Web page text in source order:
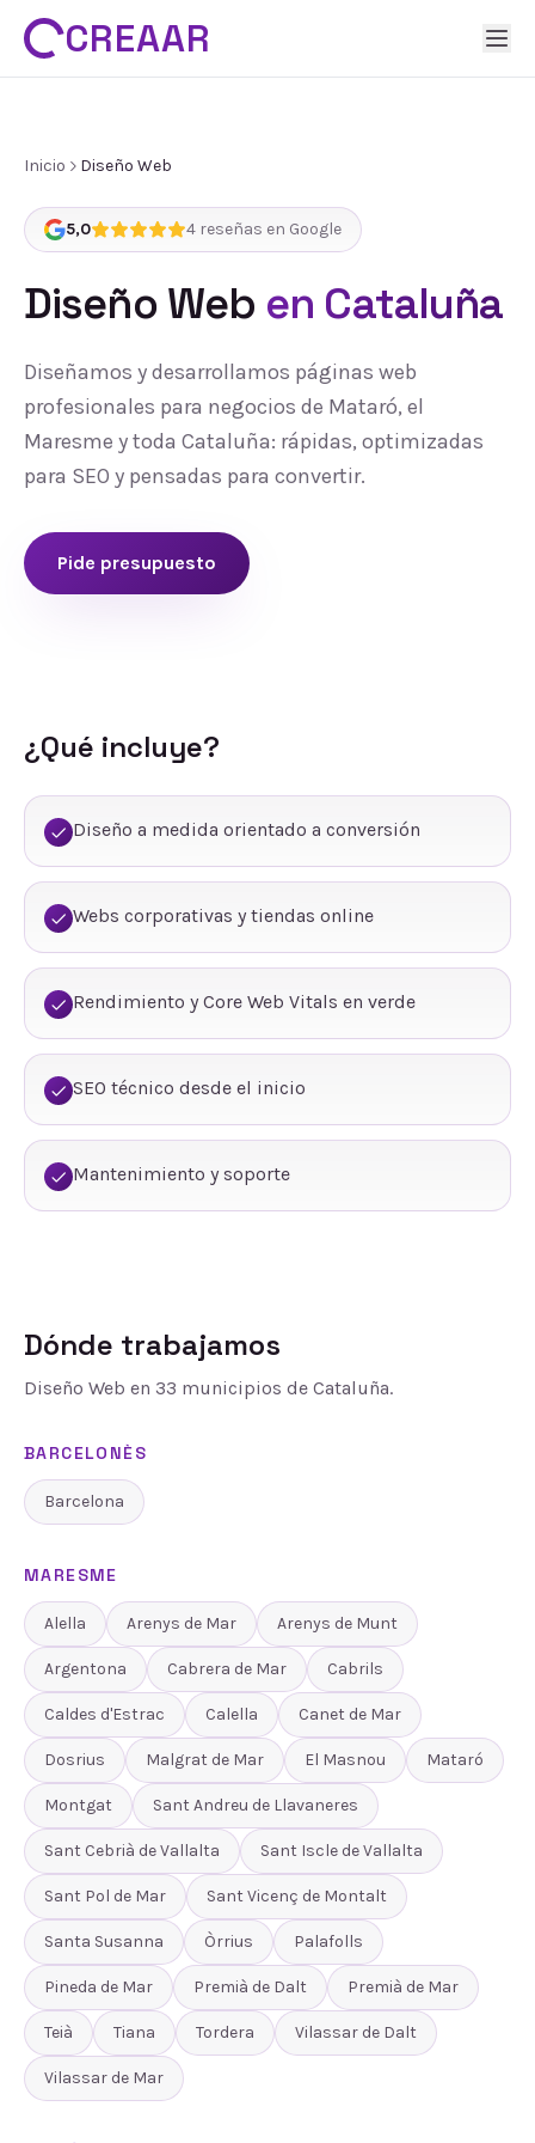
CREAAR
Inicio Diseño Web
5,0 4 reseñas en Google
Diseño Web en Cataluña
Diseñamos y desarrollamos páginas web
profesionales para negocios de Mataró, el
Maresme y toda Cataluña: rápidas, optimizadas
para SEO y pensadas para convertir.
Pide presupuesto
¿Qué incluye?
Diseño a medida orientado a conversión
Webs corporativas y tiendas online
Rendimiento y Core Web Vitals en verde
SEO técnico desde el inicio
Mantenimiento y soporte
Dónde trabajamos
Diseño Web en 33 municipios de Cataluña.
BARCELONÈS
Barcelona
MARESME
Alella Arenys de Mar Arenys de Munt
Argentona Cabrera de Mar Cabrils
Caldes d'Estrac Calella Canet de Mar
Dosrius Malgrat de Mar El Masnou Mataró
Montgat Sant Andreu de Llavaneres
Sant Cebrià de Vallalta Sant Iscle de Vallalta
Sant Pol de Mar Sant Vicenç de Montalt
Santa Susanna Òrrius Palafolls
Pineda de Mar Premià de Dalt Premià de Mar
Teià Tiana Tordera Vilassar de Dalt
Vilassar de Mar